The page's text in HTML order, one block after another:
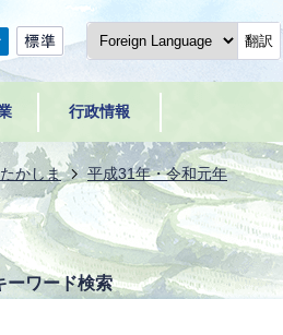
翻訳
行政情報
かしま
平成31年・令和元年
ーワード検索